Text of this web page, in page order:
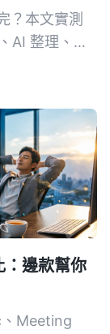
？本文實測
AI 整理、跨
邊款幫你
Meeting